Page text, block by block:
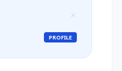
PROFILE